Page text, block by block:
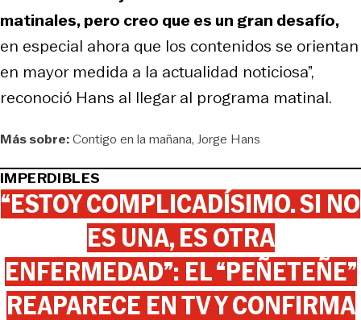
matinales, pero creo que es un gran desafío,
en especial ahora que los contenidos se orientan
en mayor medida a la actualidad noticiosa”,
reconoció Hans al llegar al programa matinal.
Más sobre:Contigo en la mañana Jorge Hans
IMPERDIBLES
“ESTOY COMPLICADÍSIMO. SI NO
ES UNA, ES OTRA
ENFERMEDAD”: EL “PEÑETEÑE”
REAPARECE EN TV Y CONFIRMA